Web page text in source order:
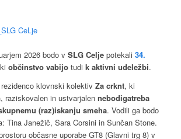
2026 bodo vSLG Celjepotekali 34.
občinstvo vabijotudi k aktivni udeležbi.
klovnski kolektiv Za crknt, ki
raziskovalen in ustvarjalen nebodigatreba
(raz)iskanju smeha. Vodili ga bodo
Tina Janežič, Sara Corsini in Sunčan Stone.
občasne uporabe GT8 (Glavni trg 8) v